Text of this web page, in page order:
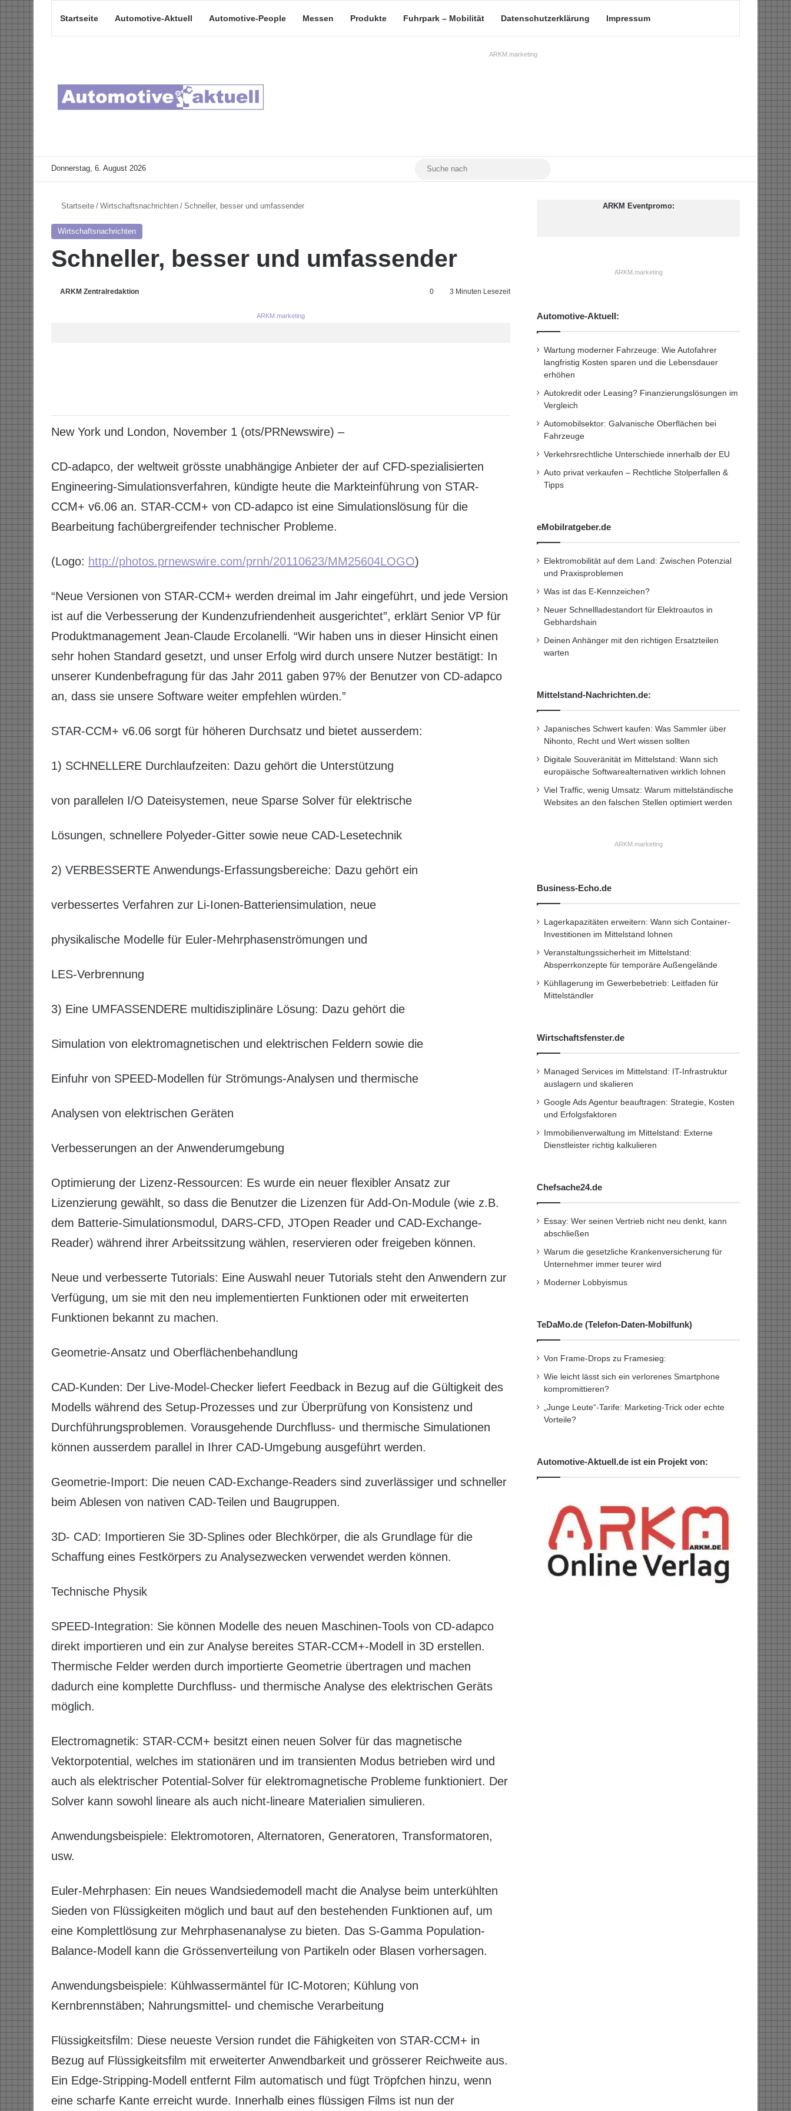
Startseite Automotive-Aktuell Automotive-People Messen Produkte Fuhrpark – Mobilität Datenschutzerklärung Impressum
ARKM.marketing
Donnerstag, 6. August 2026 YouTubeMastodon
Startseite / Wirtschaftsnachrichten / Schneller, besser und umfassender
Wirtschaftsnachrichten
Schneller, besser und umfassender
ARKM Zentralredaktion 0 3 Minuten Lesezeit
ARKM.marketing
New York und London, November 1 (ots/PRNewswire) –
CD-adapco, der weltweit grösste unabhängige Anbieter der auf CFD-spezialisierten
Engineering-Simulationsverfahren, kündigte heute die Markteinführung von STAR-
CCM+ v6.06 an. STAR-CCM+ von CD-adapco ist eine Simulationslösung für die
Bearbeitung fachübergreifender technischer Probleme.
(Logo: http://photos.prnewswire.com/prnh/20110623/MM25604LOGO)
“Neue Versionen von STAR-CCM+ werden dreimal im Jahr eingeführt, und jede Version
ist auf die Verbesserung der Kundenzufriendenheit ausgerichtet”, erklärt Senior VP für
Produktmanagement Jean-Claude Ercolanelli. “Wir haben uns in dieser Hinsicht einen
sehr hohen Standard gesetzt, und unser Erfolg wird durch unsere Nutzer bestätigt: In
unserer Kundenbefragung für das Jahr 2011 gaben 97% der Benutzer von CD-adapco
an, dass sie unsere Software weiter empfehlen würden.”
STAR-CCM+ v6.06 sorgt für höheren Durchsatz und bietet ausserdem:
1) SCHNELLERE Durchlaufzeiten: Dazu gehört die Unterstützung
von parallelen I/O Dateisystemen, neue Sparse Solver für elektrische
Lösungen, schnellere Polyeder-Gitter sowie neue CAD-Lesetechnik
2) VERBESSERTE Anwendungs-Erfassungsbereiche: Dazu gehört ein
verbessertes Verfahren zur Li-Ionen-Batteriensimulation, neue
physikalische Modelle für Euler-Mehrphasenströmungen und
LES-Verbrennung
3) Eine UMFASSENDERE multidisziplinäre Lösung: Dazu gehört die
Simulation von elektromagnetischen und elektrischen Feldern sowie die
Einfuhr von SPEED-Modellen für Strömungs-Analysen und thermische
Analysen von elektrischen Geräten
Verbesserungen an der Anwenderumgebung
Optimierung der Lizenz-Ressourcen: Es wurde ein neuer flexibler Ansatz zur
Lizenzierung gewählt, so dass die Benutzer die Lizenzen für Add-On-Module (wie z.B.
dem Batterie-Simulationsmodul, DARS-CFD, JTOpen Reader und CAD-Exchange-
Reader) während ihrer Arbeitssitzung wählen, reservieren oder freigeben können.
Neue und verbesserte Tutorials: Eine Auswahl neuer Tutorials steht den Anwendern zur
Verfügung, um sie mit den neu implementierten Funktionen oder mit erweiterten
Funktionen bekannt zu machen.
Geometrie-Ansatz und Oberflächenbehandlung
CAD-Kunden: Der Live-Model-Checker liefert Feedback in Bezug auf die Gültigkeit des
Modells während des Setup-Prozesses und zur Überprüfung von Konsistenz und
Durchführungsproblemen. Vorausgehende Durchfluss- und thermische Simulationen
können ausserdem parallel in Ihrer CAD-Umgebung ausgeführt werden.
Geometrie-Import: Die neuen CAD-Exchange-Readers sind zuverlässiger und schneller
beim Ablesen von nativen CAD-Teilen und Baugruppen.
3D- CAD: Importieren Sie 3D-Splines oder Blechkörper, die als Grundlage für die
Schaffung eines Festkörpers zu Analysezwecken verwendet werden können.
Technische Physik
SPEED-Integration: Sie können Modelle des neuen Maschinen-Tools von CD-adapco
direkt importieren und ein zur Analyse bereites STAR-CCM+-Modell in 3D erstellen.
Thermische Felder werden durch importierte Geometrie übertragen und machen
dadurch eine komplette Durchfluss- und thermische Analyse des elektrischen Geräts
möglich.
Electromagnetik: STAR-CCM+ besitzt einen neuen Solver für das magnetische
Vektorpotential, welches im stationären und im transienten Modus betrieben wird und
auch als elektrischer Potential-Solver für elektromagnetische Probleme funktioniert. Der
Solver kann sowohl lineare als auch nicht-lineare Materialien simulieren.
Anwendungsbeispiele: Elektromotoren, Alternatoren, Generatoren, Transformatoren,
usw.
Euler-Mehrphasen: Ein neues Wandsiedemodell macht die Analyse beim unterkühlten
Sieden von Flüssigkeiten möglich und baut auf den bestehenden Funktionen auf, um
eine Komplettlösung zur Mehrphasenanalyse zu bieten. Das S-Gamma Population-
Balance-Modell kann die Grössenverteilung von Partikeln oder Blasen vorhersagen.
Anwendungsbeispiele: Kühlwassermäntel für IC-Motoren; Kühlung von
Kernbrennstäben; Nahrungsmittel- und chemische Verarbeitung
Flüssigkeitsfilm: Diese neueste Version rundet die Fähigkeiten von STAR-CCM+ in
Bezug auf Flüssigkeitsfilm mit erweiterter Anwendbarkeit und grösserer Reichweite aus.
Ein Edge-Stripping-Modell entfernt Film automatisch und fügt Tröpfchen hinzu, wenn
eine scharfe Kante erreicht wurde. Innerhalb eines flüssigen Films ist nun der
ARKM Eventpromo:
ARKM.marketing
Automotive-Aktuell:
Wartung moderner Fahrzeuge: Wie Autofahrer
langfristig Kosten sparen und die Lebensdauer
erhöhen
Autokredit oder Leasing? Finanzierungslösungen im
Vergleich
Automobilsektor: Galvanische Oberflächen bei
Fahrzeuge
Verkehrsrechtliche Unterschiede innerhalb der EU
Auto privat verkaufen – Rechtliche Stolperfallen &
Tipps
eMobilratgeber.de
Elektromobilität auf dem Land: Zwischen Potenzial
und Praxisproblemen
Was ist das E-Kennzeichen?
Neuer Schnellladestandort für Elektroautos in
Gebhardshain
Deinen Anhänger mit den richtigen Ersatzteilen
warten
Mittelstand-Nachrichten.de:
Japanisches Schwert kaufen: Was Sammler über
Nihonto, Recht und Wert wissen sollten
Digitale Souveränität im Mittelstand: Wann sich
europäische Softwarealternativen wirklich lohnen
Viel Traffic, wenig Umsatz: Warum mittelständische
Websites an den falschen Stellen optimiert werden
ARKM.marketing
Business-Echo.de
Lagerkapazitäten erweitern: Wann sich Container-
Investitionen im Mittelstand lohnen
Veranstaltungssicherheit im Mittelstand:
Absperrkonzepte für temporäre Außengelände
Kühllagerung im Gewerbebetrieb: Leitfaden für
Mittelständler
Wirtschaftsfenster.de
Managed Services im Mittelstand: IT-Infrastruktur
auslagern und skalieren
Google Ads Agentur beauftragen: Strategie, Kosten
und Erfolgsfaktoren
Immobilienverwaltung im Mittelstand: Externe
Dienstleister richtig kalkulieren
Chefsache24.de
Essay: Wer seinen Vertrieb nicht neu denkt, kann
abschließen
Warum die gesetzliche Krankenversicherung für
Unternehmer immer teurer wird
Moderner Lobbyismus
TeDaMo.de (Telefon-Daten-Mobilfunk)
Von Frame-Drops zu Framesieg:
Wie leicht lässt sich ein verlorenes Smartphone
kompromittieren?
„Junge Leute“-Tarife: Marketing-Trick oder echte
Vorteile?
Automotive-Aktuell.de ist ein Projekt von: